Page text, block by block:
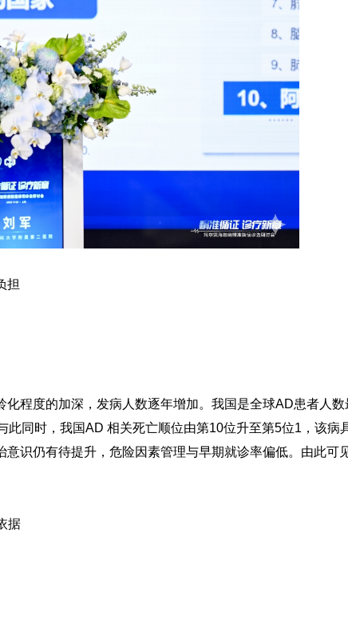
担
程度的加深，发病人数逐年增加。我国是全球AD患者人
此同时，我国AD 相关死亡顺位由第10位升至第5位1 ，该病
识仍有待提升，危险因素管理与早期就诊率偏低。由此
据